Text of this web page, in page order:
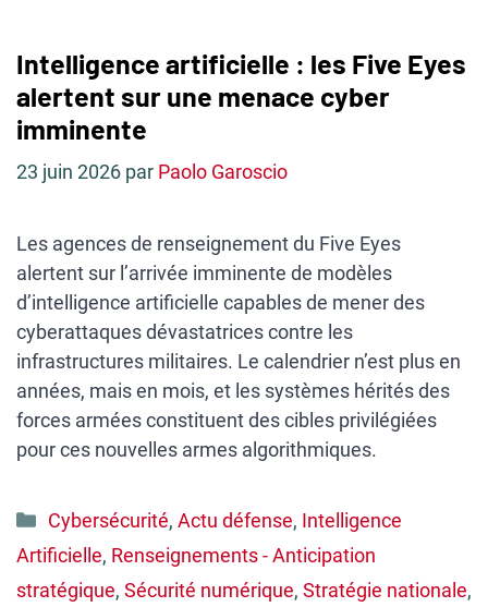
Intelligence artificielle : les Five Eyes
alertent sur une menace cyber
imminente
23 juin 2026 par Paolo Garoscio
Les agences de renseignement du Five Eyes
alertent sur l’arrivée imminente de modèles
d’intelligence artificielle capables de mener des
cyberattaques dévastatrices contre les
infrastructures militaires. Le calendrier n’est plus en
années, mais en mois, et les systèmes hérités des
forces armées constituent des cibles privilégiées
pour ces nouvelles armes algorithmiques.
Catégories
Cybersécurité, Actu défense, Intelligence
Artificielle, Renseignements - Anticipation
stratégique, Sécurité numérique, Stratégie nationale,